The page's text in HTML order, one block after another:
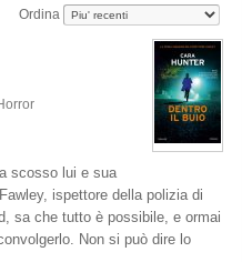
Ordina
scosso lui e sua
ispettore della polizia di
sa che tutto è possibile, e ormai
Non si può dire lo